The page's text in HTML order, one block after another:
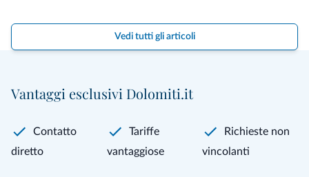
Vedi tutti gli articoli
Vantaggi esclusivi Dolomiti.it
Contatto
diretto
Tariffe
vantaggiose
Richieste non
vincolanti